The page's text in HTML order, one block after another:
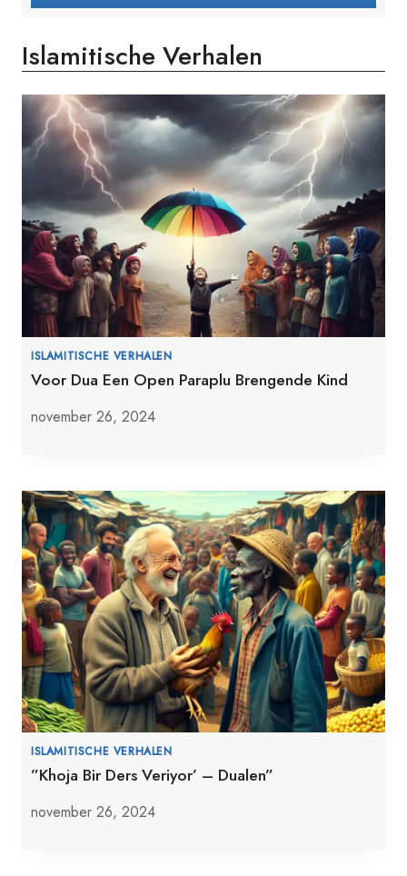
Islamitische Verhalen
ISLAMITISCHE VERHALEN
Voor Dua Een Open Paraplu Brengende Kind
november 26, 2024
ISLAMITISCHE VERHALEN
”Khoja Bir Ders Veriyor’ – Dualen”
november 26, 2024